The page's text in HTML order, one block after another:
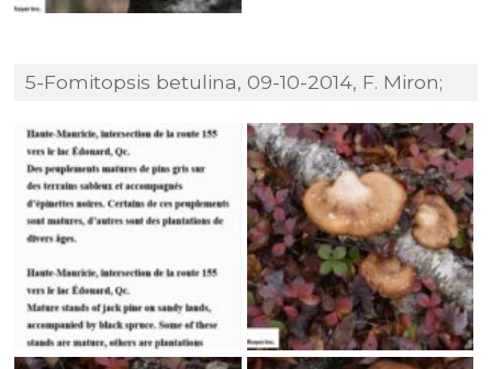
5-Fomitopsis betulina, 09-10-2014, F. Miron;